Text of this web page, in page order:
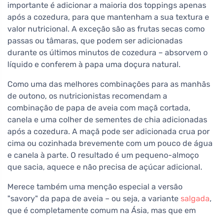
importante é adicionar a maioria dos toppings apenas
após a cozedura, para que mantenham a sua textura e
valor nutricional. A exceção são as frutas secas como
passas ou tâmaras, que podem ser adicionadas
durante os últimos minutos de cozedura – absorvem o
líquido e conferem à papa uma doçura natural.
Como uma das melhores combinações para as manhãs
de outono, os nutricionistas recomendam a
combinação de papa de aveia com maçã cortada,
canela e uma colher de sementes de chia adicionadas
após a cozedura. A maçã pode ser adicionada crua por
cima ou cozinhada brevemente com um pouco de água
e canela à parte. O resultado é um pequeno-almoço
que sacia, aquece e não precisa de açúcar adicional.
Merece também uma menção especial a versão
"savory" da papa de aveia – ou seja, a variante salgada,
que é completamente comum na Ásia, mas que em